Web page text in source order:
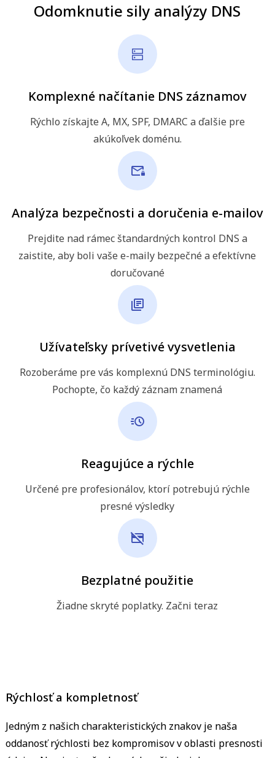
Odomknutie sily analýzy DNS
Komplexné načítanie DNS záznamov
Rýchlo získajte A, MX, SPF, DMARC a ďalšie pre
akúkoľvek doménu.
Analýza bezpečnosti a doručenia e-mailov
Prejdite nad rámec štandardných kontrol DNS a
zaistite, aby boli vaše e-maily bezpečné a efektívne
doručované
Užívateľsky prívetivé vysvetlenia
Rozoberáme pre vás komplexnú DNS terminológiu.
Pochopte, čo každý záznam znamená
Reagujúce a rýchle
Určené pre profesionálov, ktorí potrebujú rýchle
presné výsledky
Bezplatné použitie
Žiadne skryté poplatky. Začni teraz
Rýchlosť a kompletnosť
Jedným z našich charakteristických znakov je naša
oddanosť rýchlosti bez kompromisov v oblasti presnosti